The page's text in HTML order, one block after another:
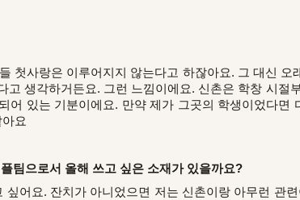
첫사랑은 이루어지지 않는다고 하잖아요. 그 대신 오
고 생각하거든요. 그런 느낌이에요. 신촌은 학창 시절
어 있는 기분이에요. 만약 제가 그곳의 학생이었다면
요
팀으로서 올해 쓰고 싶은 소재가 있을까요?
싶어요. 잔치가 아니었으면 저는 신촌이랑 아무런 관